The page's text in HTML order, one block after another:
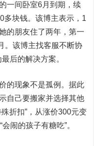
一间卧室6月到期，续
多块钱。该博主表示，1
的朋友住了两年，第一
。该博主找客服不断协
后的解决方案。
现象不是孤例。据此
自己要搬家并选择其他
折扣”，从涨价300元变
闹的孩子有糖吃”。